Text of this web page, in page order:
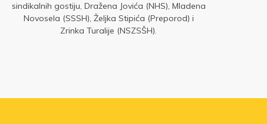
sindikalnih gostiju, Dražena Jovića (NHS), Mladena
Novosela (SSSH), Željka Stipića (Preporod) i
Zrinka Turalije (NSZSŠH).